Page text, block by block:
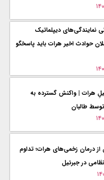
نمایندگی‌های دیپلماتیک
حوادث اخیر هرات باید پاسخگو
هرات | واکنش‌ گسترده به
طالبان
از درمان زخمی‌های هرات؛ تداوم
در جبرئیل